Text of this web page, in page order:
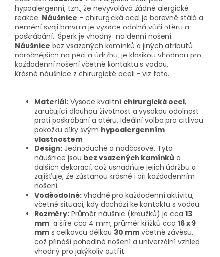
hypoalergenní, tzn., že nevyvolává žádné alergické
reakce. Náušnice – chirurgická ocel je barevně stálá a
nemění svoji barvu a je vysoce odolná vůči otěru a
poškrábání. Šperk je vhodný na denní nošení.
Náušnice bez vsazených kamínků a jiných atributů
náročnějších na péči a údržbu, je klasikou vhodnou pro
každodenní nošení včetně kontaktu s vodou.
Krásné náušnice z chirurgické oceli - viz foto.
Materiál: Vysoce kvalitní chirurgická ocel,
zaručující dlouhou životnost a vysokou odolnost
proti poškrábání a otěru. Ideální volba pro citlivou
pokožku díky svým hypoalergenním
vlastnostem.
Design: Jednoduché a nadčasové. Tyto
náušnice jsou bez vsazených kamínků a
dalších dekorací, což usnadňuje jejich údržbu a
zajišťuje, že zůstanou krásné i při každodenním
nošení.
Voděodolné: Vhodné pro každodenní aktivitu,
včetně situací, kdy dochází ke kontaktu s vodou.
Rozměry: Průměr náušnic (kroužků) je cca 13
mm a šíře cca 4 mm, průměr křížků cca 16 x 9
mm s celkovou délkou 30 mm včetně závěsu,
což přináší pohodlné nošení a univerzální vzhled
vhodný pro jakýkoliv outfit.